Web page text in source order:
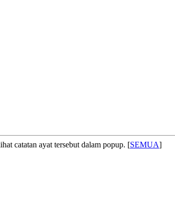
catatan ayat tersebut dalam popup. [SEMUA]